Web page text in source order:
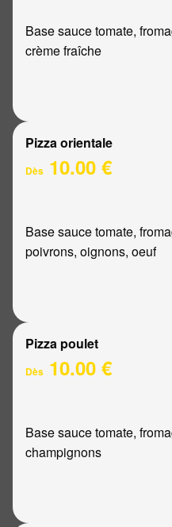
Base sauce tomate,
crème fraîche
Pizza orientale
Dès 10.00 €
Base sauce tomate,
poivrons, oignons, oeuf
Pizza poulet
Dès 10.00 €
Base sauce tomate,
champignons